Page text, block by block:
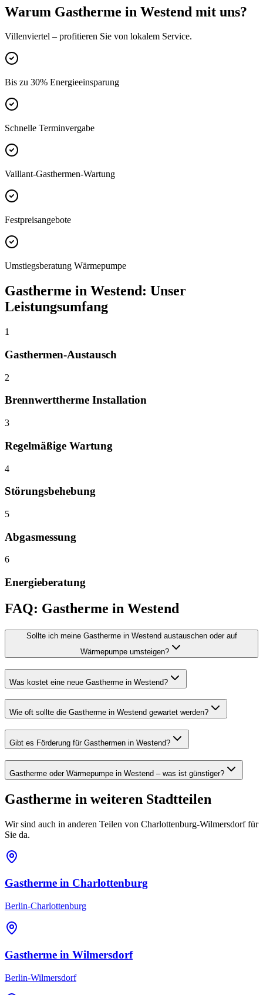
Warum Gastherme in Westend mit uns?
Villenviertel – profitieren Sie von lokalem Service.
Bis zu 30% Energieeinsparung
Schnelle Terminvergabe
Vaillant-Gasthermen-Wartung
Festpreisangebote
Umstiegsberatung Wärmepumpe
Gastherme in Westend: Unser
Leistungsumfang
1
Gasthermen-Austausch
2
Brennwerttherme Installation
3
Regelmäßige Wartung
4
Störungsbehebung
5
Abgasmessung
6
Energieberatung
FAQ: Gastherme in Westend
Sollte ich meine Gastherme in Westend austauschen oder auf
Wärmepumpe umsteigen?
Was kostet eine neue Gastherme in Westend?
Wie oft sollte die Gastherme in Westend gewartet werden?
Gibt es Förderung für Gasthermen in Westend?
Gastherme oder Wärmepumpe in Westend – was ist günstiger?
Gastherme in weiteren Stadtteilen
Wir sind auch in anderen Teilen von Charlottenburg-Wilmersdorffür
Sie da.
Gastherme in Charlottenburg
Berlin-Charlottenburg
Gastherme in Wilmersdorf
Berlin-Wilmersdorf